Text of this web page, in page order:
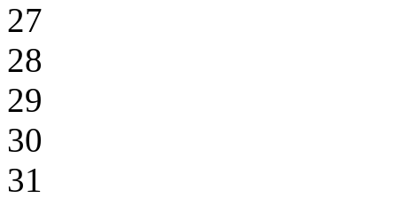
27
28
29
30
31